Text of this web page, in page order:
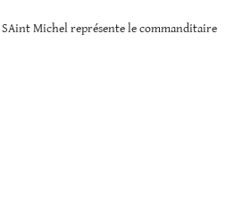
SAint Michel représente le commanditaire